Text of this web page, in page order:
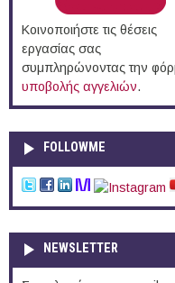
Κοινοποιήστε τις θέσεις
εργασίας σας
συμπληρώνοντας την
υποβολής αγγελιών.
FOLLOWME
NEWSLETTER